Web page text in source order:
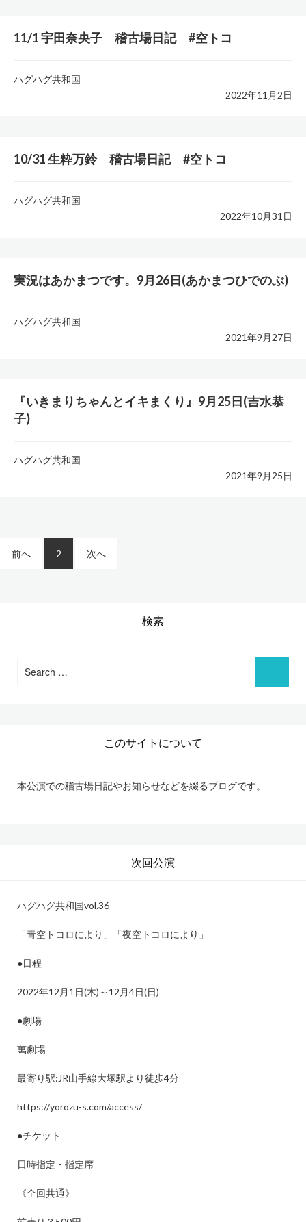
11/1 宇田奈央子 稽古場日記 #空トコ
ハグハグ共和国
2022年11月2日
10/31 生粋万鈴 稽古場日記 #空トコ
ハグハグ共和国
2022年10月31日
実況はあかまつです。9月26日(あかまつひでのぶ)
ハグハグ共和国
2021年9月27日
『いきまりちゃんとイキまくり』9月25日(吉水恭
子)
ハグハグ共和国
2021年9月25日
投前へ 2 次へ
検索
for:
このサイトについて
本公演での稽古場日記やお知らせなどを綴るブログです。
次回公演
ハグハグ共和国vol.36
「青空トコロにより」「夜空トコロにより」
●日程
2022年12 月 1 日(木) ～ 12 月4日(日)
●劇場
萬劇場
最寄り駅:JR山手線大塚駅より徒歩4分
https://yorozu-s.com/access/
●チケット
日時指定・指定席
《全回共通》